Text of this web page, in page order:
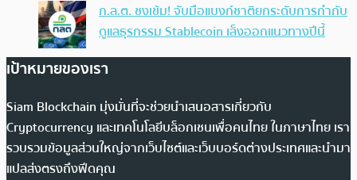
ก.ล.ต. ชงเข้ม! จับมือแบงก์ชาติยกระดับการกำกับ
ดูแลธุรกรรม Stablecoin เล็งออกแนวทางปีนี้
เป้าหมายของเรา
Siam Blockchain มุ่งมั่นที่จะช่วยนำเสนอสารเกี่ยวกับ
Cryptocurrency และเทคโนโลยีบล็อกเชนเพื่อคนไทย ในภาษาไทย เรา
รวบรวมข้อมูลส่วนใหญ่จากเว็บไซต์และเว็บบอร์ดต่างประเทศและนำมา
แปลส่งตรงถึงฟีดคุณ